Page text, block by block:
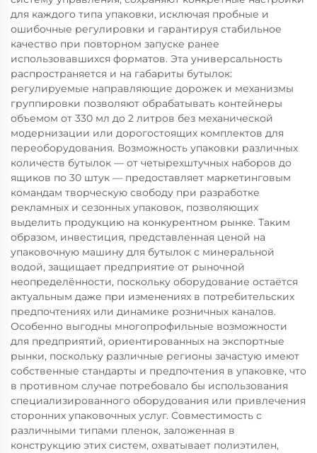
для каждого типа упаковки, исключая пробные и
ошибочные регулировки и гарантируя стабильное
качество при повторном запуске ранее
использовавшихся форматов. Эта универсальность
распространяется и на габариты бутылок:
регулируемые направляющие дорожек и механизмы
группировки позволяют обрабатывать контейнеры
объемом от 330 мл до 2 литров без механической
модернизации или дорогостоящих комплектов для
переоборудования. Возможность упаковки различных
количеств бутылок — от четырехштучных наборов до
ящиков по 30 штук — предоставляет маркетинговым
командам творческую свободу при разработке
рекламных и сезонных упаковок, позволяющих
выделить продукцию на конкурентном рынке. Таким
образом, инвестиция, представленная ценой на
упаковочную машину для бутылок с минеральной
водой, защищает предприятие от рыночной
неопределённости, поскольку оборудование остаётся
актуальным даже при изменениях в потребительских
предпочтениях или динамике розничных каналов.
Особенно выгодны многопрофильные возможности
для предприятий, ориентированных на экспортные
рынки, поскольку различные регионы зачастую имеют
собственные стандарты и предпочтения в упаковке, что
в противном случае потребовало бы использования
специализированного оборудования или привлечения
сторонних упаковочных услуг. Совместимость с
различными типами пленок, заложенная в
конструкцию этих систем, охватывает полиэтилен,